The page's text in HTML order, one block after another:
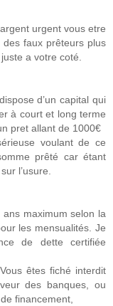
urgent vous etre
faux prêteurs plus
a votre coté.
d’un capital qui
à court et long terme
pret allant de 1000€
voulant de ce
prêté car étant
l’usure.
maximum selon la
les mensualités. Je
de dette certifiée
êtes fiché interdit
des banques, ou
financement,